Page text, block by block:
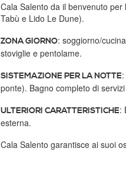
Cala Salento da il benvenuto
Tabù e Lido Le Dune).
ZONA GIORNO: soggiorno/
stoviglie e pentolame.
SISTEMAZIONE PER LA NOTTE
ponte). Bagno completo di
ULTERIORI CARATTERISTICHE:
esterna.
Cala Salento garantisce ai suoi